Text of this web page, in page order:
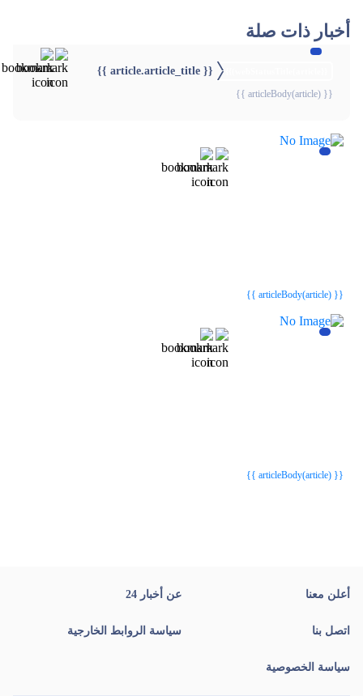
أخبار ذات صلة
{{ article.article_title }}
{{ articleBody(article) }}
{{ articleBody(article) }}
{{ articleBody(article) }}
أعلن معنا عن أخبار 24
اتصل بنا سياسة الروابط الخارجية
سياسة الخصوصية